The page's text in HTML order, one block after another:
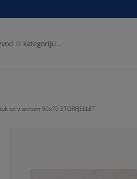
sa vlaknom 50x70 STORFJELLET